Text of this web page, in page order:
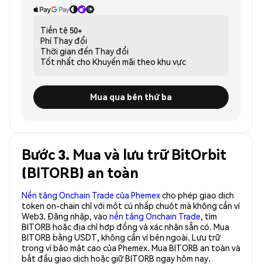
Tiền tệ 50+
Phí Thay đổi
Thời gian đến Thay đổi
Tốt nhất cho Khuyến mãi theo khu vực
Mua qua bên thứ ba
Bước 3. Mua và lưu trữ BitOrbit
(BITORB) an toàn
Nền tảng Onchain Trade của Phemexcho phép giao dịch
token on-chain chỉ với một cú nhấp chuột mà không cần ví
Web3. Đăng nhập, vào nền tảng Onchain Trade, tìm
BITORB hoặc địa chỉ hợp đồng và xác nhận sẵn có. Mua
BITORB bằng USDT, không cần ví bên ngoài. Lưu trữ
trong ví bảo mật cao của Phemex. Mua BITORB an toàn và
bắt đầu giao dịch hoặc giữ BITORB ngay hôm nay.